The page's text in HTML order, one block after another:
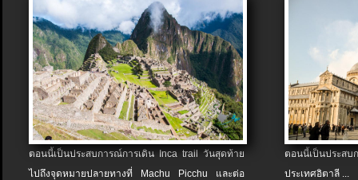
ตอนนี้เป็นประสบการณ์การเดิน Inca trail วันสุดท้าย
ไปถึงจุดหมายปลายทางที่ Machu Picchu และต่อ
ตอนนี้เป็นประส
ประเทศอิตาลี ...